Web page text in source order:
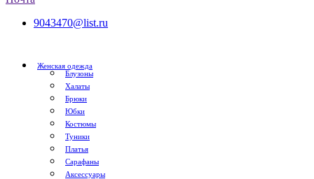
9043470@list.ru
Женская одежда
Блузоны
Халаты
Брюки
Юбки
Костюмы
Туники
Платья
Сарафаны
Аксессуары